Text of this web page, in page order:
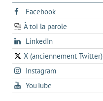
Facebooks'ouvre
dans
un
onglet
À toi la parole
opens
in
a
new
tab
LinkedInopens
in
a
new
X (anciennement Twitter)
s'ouvre
dans
un
nouvel
Instagrams'ouvre
dans
un
YouTube
dans